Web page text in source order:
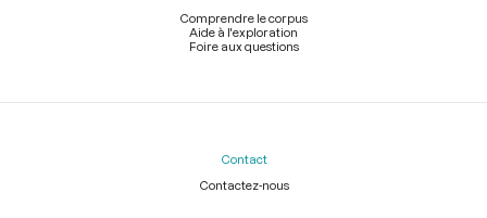
Comprendre le corpus
Aide à l'exploration
Foire aux questions
Contact
Contactez-nous